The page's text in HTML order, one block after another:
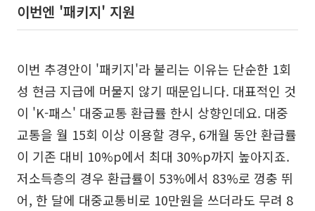
이번엔 '패키지' 지원
이번 추경안이 '패키지'라 불리는 이유는 단순한 1회
성 현금 지급에 머물지 않기 때문입니다. 대표적인 것
이 'K-패스' 대중교통 환급률 한시 상향인데요. 대중
교통을 월 15회 이상 이용할 경우, 6개월 동안 환급률
이 기존 대비 10%p에서 최대 30%p까지 높아지죠.
저소득층의 경우 환급률이 53%에서 83%로 껑충 뛰
어, 한 달에 대중교통비로 10만원을 쓰더라도 무려 8